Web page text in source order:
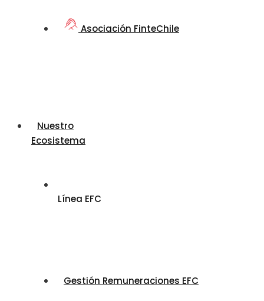
Asociación FinteChile
Nuestro
Ecosistema
Línea EFC
Gestión Remuneraciones EFC